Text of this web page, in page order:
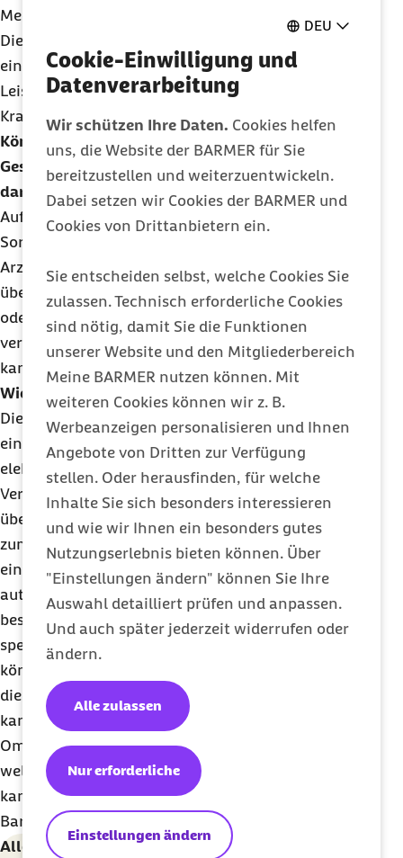
DEU
Cookie-Einwilligung und
Datenverarbeitung
Wir schützen Ihre Daten. Cookies helfen
uns, die Website der BARMER für Sie
bereitzustellen und weiterzuentwickeln.
Dabei setzen wir Cookies der BARMER und
Cookies von Drittanbietern ein.
Sie entscheiden selbst, welche Cookies Sie
zulassen. Technisch erforderliche Cookies
sind nötig, damit Sie die Funktionen
unserer Website und den Mitgliederbereich
Meine BARMER nutzen können. Mit
weiteren Cookies können wir z. B.
Werbeanzeigen personalisieren und Ihnen
Angebote von Dritten zur Verfügung
stellen. Oder herausfinden, für welche
Inhalte Sie sich besonders interessieren
und wie wir Ihnen ein besonders gutes
Nutzungserlebnis bieten können. Über
"Einstellungen ändern" können Sie Ihre
Auswahl detailliert prüfen und anpassen.
Und auch später jederzeit widerrufen oder
ändern.
Einstellungen ändern
Nur erforderliche
Alle zulassen
Medikationsliste der Versicherten eingepflegt.
Diese ist Teil der ePA. Wir erstellen außerdem
einmal im Quartal einen Überblick über alle
Leistungen, die Versicherte von Arztpraxen oder
Krankenhäusern erhalten haben.
Können Versicherte bestimmen, wer auf ihre
Gesundheitsinformationen in der ePA zugreifen
darf?
Auf jeden Fall. Versicherte, die sich zum Beispiel
Sorgen machen, die Apotheke könnte die
Arztbriefe aus ihrer Psychotherapie lesen, können
über die eCare diese Dokumente gezielt sperren
oder der Apotheke den Zugriff auf die ePA ganz
verweigern. Wer die eCare nicht selbst pflegen
kann, wendet sich dafür an die Ombudsstelle.
Wie hilft mir die Ombudsstelle?
Die Ombudsstelle ist unsere seit Januar
eingerichtete Vertrauensstelle für die
elektronische Patientenakte. Sie ist speziell für
Versicherte da, die nicht in der Lage, sind ihre ePA
über die App zu verwalten. Die Ombudsstelle hat
zum Beispiel die Möglichkeit, eine Sperre
einzurichten, damit E-Rezept-Daten nicht
automatisch in die ePA fließen. Sie kann auch
bestimmte Praxen oder Apotheken komplett
sperren, sodass diese die ePA nicht auslesen
können. Selbst wenn die Karte eingesteckt ist, ist
die ePA dann unsichtbar. Einzelne Dokumente
kann sie aber nicht ausblenden. Zudem erstellt die
Ombudsstelle auf Anfrage eine Übersicht darüber,
welche Aktivitäten es in der Akte gab. Einsehen
kann sie die Inhalte aber nicht. Niemand bei der
Barmer kann das.
Alles Wissenswerte zur ePA